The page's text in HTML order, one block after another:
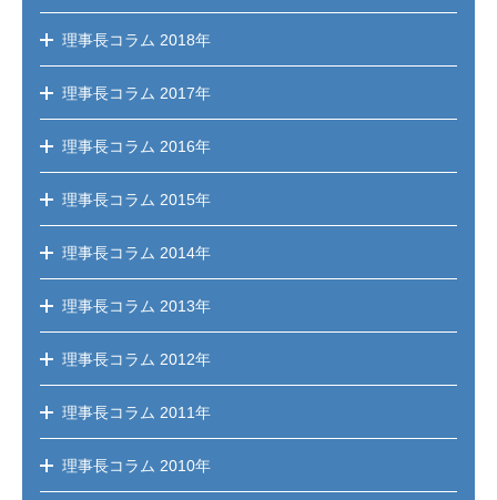
理事長コラム 2018年
理事長コラム 2017年
理事長コラム 2016年
理事長コラム 2015年
理事長コラム 2014年
理事長コラム 2013年
理事長コラム 2012年
理事長コラム 2011年
理事長コラム 2010年